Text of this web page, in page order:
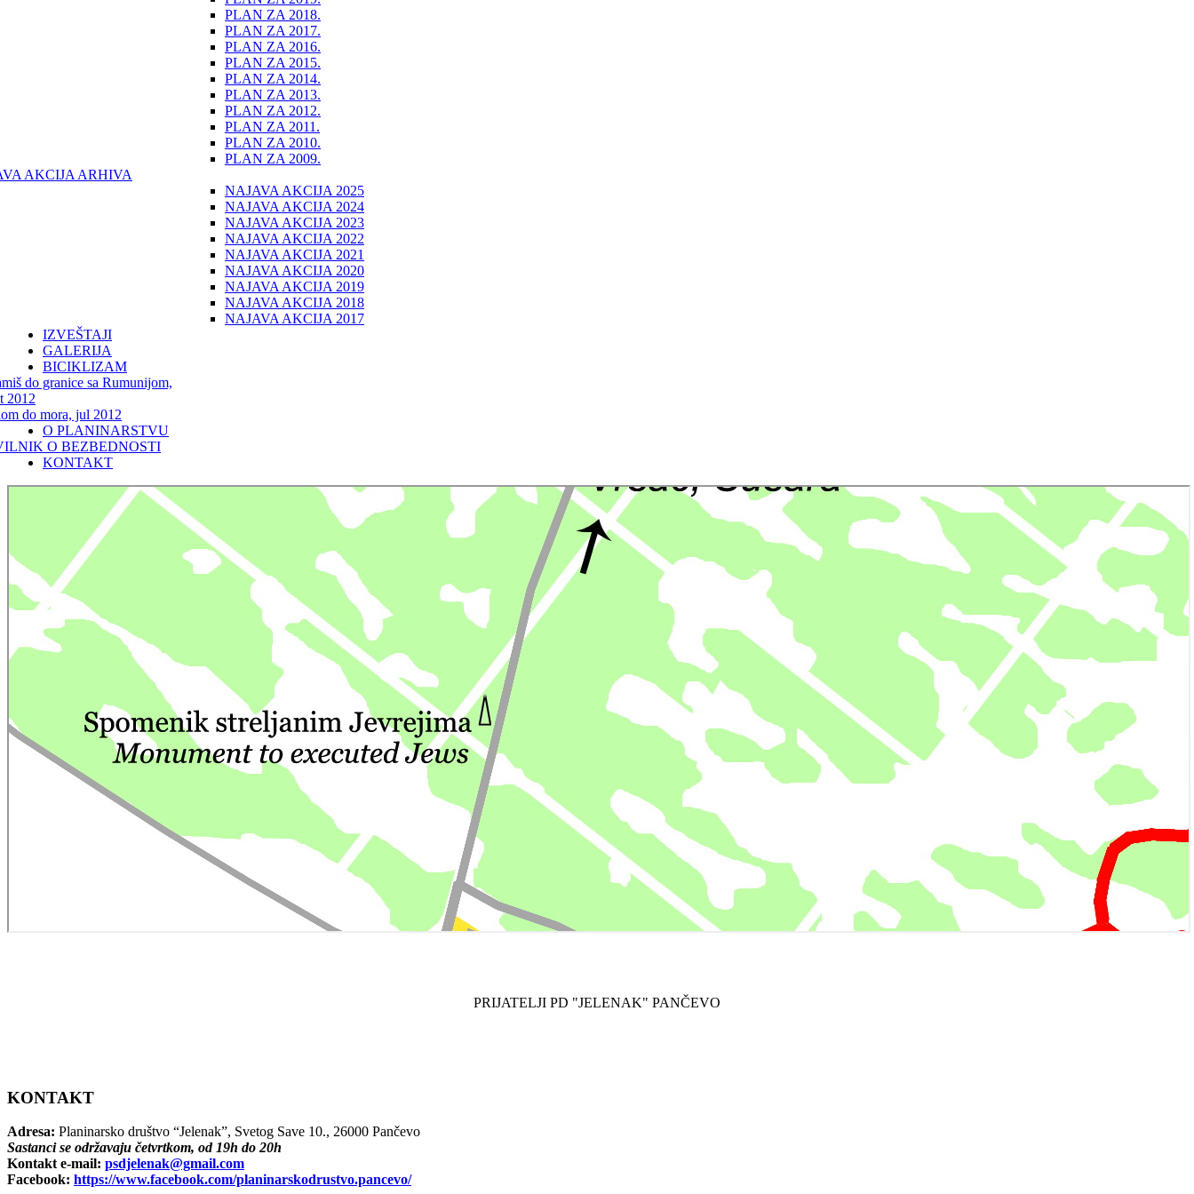
PLAN ZA 2018.
PLAN ZA 2017.
PLAN ZA 2016.
PLAN ZA 2015.
PLAN ZA 2014.
PLAN ZA 2013.
PLAN ZA 2012.
PLAN ZA 2011.
PLAN ZA 2010.
PLAN ZA 2009.
AKCIJA ARHIVA
NAJAVA AKCIJA 2025
NAJAVA AKCIJA 2024
NAJAVA AKCIJA 2023
NAJAVA AKCIJA 2022
NAJAVA AKCIJA 2021
NAJAVA AKCIJA 2020
NAJAVA AKCIJA 2019
NAJAVA AKCIJA 2018
NAJAVA AKCIJA 2017
IZVEŠTAJI
GALERIJA
BICIKLIZAM
do granice sa Rumunijom,
2012
do mora, jul 2012
O PLANINARSTVU
O BEZBEDNOSTI
KONTAKT
PRIJATELJI PD "JELENAK" PANČEVO
KONTAKT
Adresa: Planinarsko društvo “Jelenak”, Svetog Save 10., 26000 Pančevo
Sastanci se održavaju četvrtkom, od 19h do 20h
Kontakt e-mail: psdjelenak@gmail.com
Facebook: https://www.facebook.com/planinarskodrustvo.pancevo/